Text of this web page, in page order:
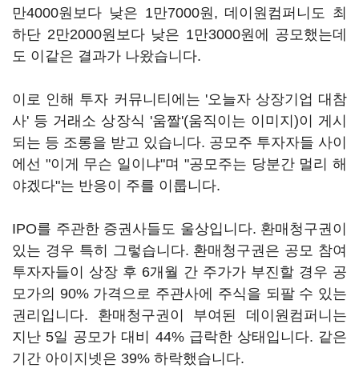
만4000원보다 낮은 1만7000원, 데이원컴퍼니도 최
하단 2만2000원보다 낮은 1만3000원에 공모했는데
도 이같은 결과가 나왔습니다.
이로 인해 투자 커뮤니티에는 '오늘자 상장기업 대참
사' 등 거래소 상장식 '움짤'(움직이는 이미지)이 게시
되는 등 조롱을 받고 있습니다. 공모주 투자자들 사이
에선 "이게 무슨 일이냐"며 "공모주는 당분간 멀리 해
야겠다"는 반응이 주를 이룹니다.
IPO를 주관한 증권사들도 울상입니다. 환매청구권이
있는 경우 특히 그렇습니다. 환매청구권은 공모 참여
투자자들이 상장 후 6개월 간 주가가 부진할 경우 공
모가의 90% 가격으로 주관사에 주식을 되팔 수 있는
권리입니다. 환매청구권이 부여된 데이원컴퍼니는
지난 5일 공모가 대비 44% 급락한 상태입니다. 같은
기간 아이지넷은 39% 하락했습니다.